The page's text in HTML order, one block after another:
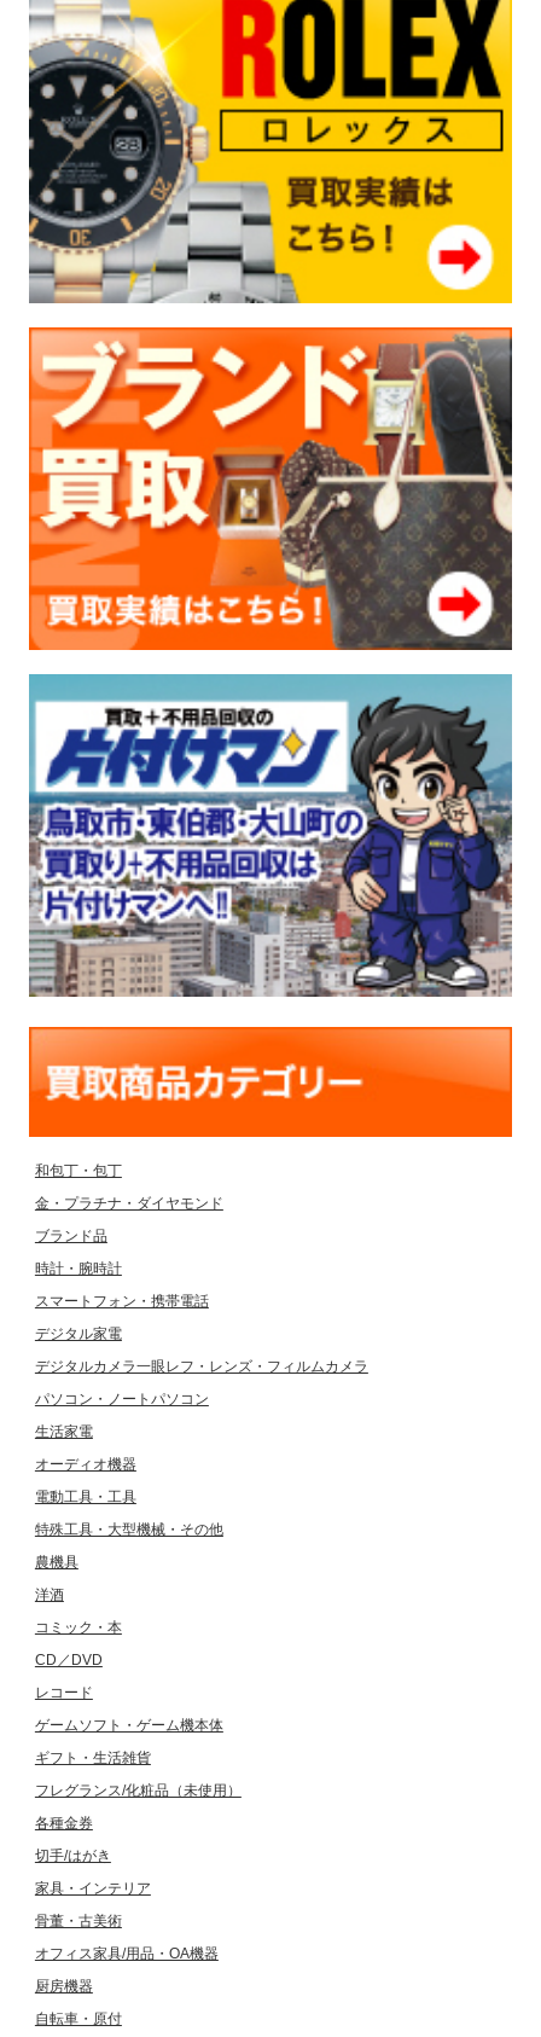
和包丁・包丁
金・プラチナ・ダイヤモンド
ブランド品
時計・腕時計
スマートフォン・携帯電話
デジタル家電
デジタルカメラ一眼レフ・レンズ・フィルムカメラ
パソコン・ノートパソコン
生活家電
オーディオ機器
電動工具・工具
特殊工具・大型機械・その他
農機具
洋酒
コミック・本
CD／DVD
レコード
ゲームソフト・ゲーム機本体
ギフト・生活雑貨
フレグランス/化粧品（未使用）
各種金券
切手/はがき
家具・インテリア
骨董・古美術
オフィス家具/用品・OA機器
厨房機器
自転車・原付